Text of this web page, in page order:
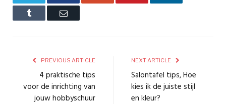
Tumblr Email
PREVIOUS ARTICLE
4 praktische tips
voor de inrichting van
jouw hobbyschuur
NEXT ARTICLE
Salontafel tips, Hoe
kies ik de juiste stijl
en kleur?